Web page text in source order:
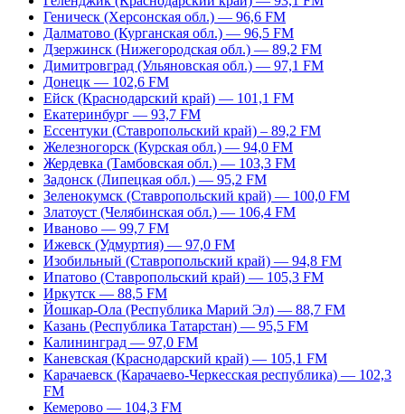
Геническ (Херсонская обл.) — 96,6 FM
Далматово (Курганская обл.) — 96,5 FM
Дзержинск (Нижегородская обл.) — 89,2 FM
Димитровград (Ульяновская обл.) — 97,1 FM
Донецк — 102,6 FM
Ейск (Краснодарский край) — 101,1 FM
Екатеринбург — 93,7 FM
Ессентуки (Ставропольский край) – 89,2 FM
Железногорск (Курская обл.) — 94,0 FM
Жердевка (Тамбовская обл.) — 103,3 FM
Задонск (Липецкая обл.) — 95,2 FM
Зеленокумск (Ставропольский край) — 100,0 FM
Златоуст (Челябинская обл.) — 106,4 FM
Иваново — 99,7 FM
Ижевск (Удмуртия) — 97,0 FM
Изобильный (Ставропольский край) — 94,8 FM
Ипатово (Ставропольский край) — 105,3 FM
Иркутск — 88,5 FM
Йошкар-Ола (Республика Марий Эл) — 88,7 FM
Казань (Республика Татарстан) — 95,5 FM
Калининград — 97,0 FM
Каневская (Краснодарский край) — 105,1 FM
Карачаевск (Карачаево-Черкесская республика) — 102,3
FM
Кемерово — 104,3 FM